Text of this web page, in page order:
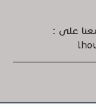
على :